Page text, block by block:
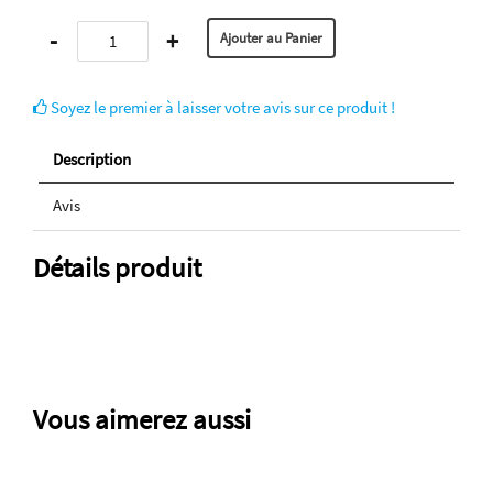
- +
Soyez le premier à laisser votre avis sur ce produit !
Description
Avis
Détails produit
Vous aimerez aussi